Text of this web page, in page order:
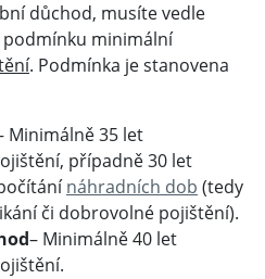
důchod, musíte vedle
podmínku minimální
. Podmínka je stanovena
Minimálně 35 let
případně 30 let
náhradních dob (tedy
či dobrovolné pojištění).
– Minimálně 40 let